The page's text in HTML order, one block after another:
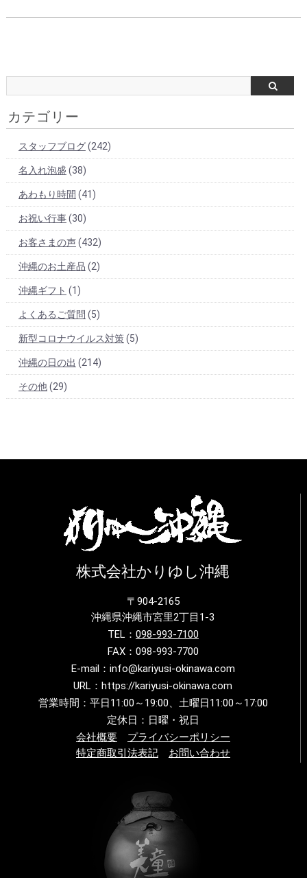
カテゴリー
スタッフブログ(242)
名入れ泡盛 (38)
あわもり時間 (41)
お祝い行事(30)
お客さまの声(432)
沖縄のお土産品 (2)
沖縄ギフト (1)
よくあるご質問 (5)
新型コロナウイルス対策(5)
沖縄の日の出 (214)
その他(29)
株式会社かりゆし沖縄
〒904-2165
沖縄県沖縄市宮里2丁目1-3
TEL： 098-993-7100
FAX：098-993-7700
E-mail：info@kariyusi-okinawa.com
URL：https://kariyusi-okinawa.com
営業時間：平日11:00～19:00、土曜日11:00～17:00
定休日：日曜・祝日
会社概要
プライバシーポリシー
特定商取引法表記
お問い合わせ